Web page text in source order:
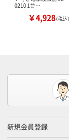
0210 1台…
￥4,928（税込）
新規会員登録